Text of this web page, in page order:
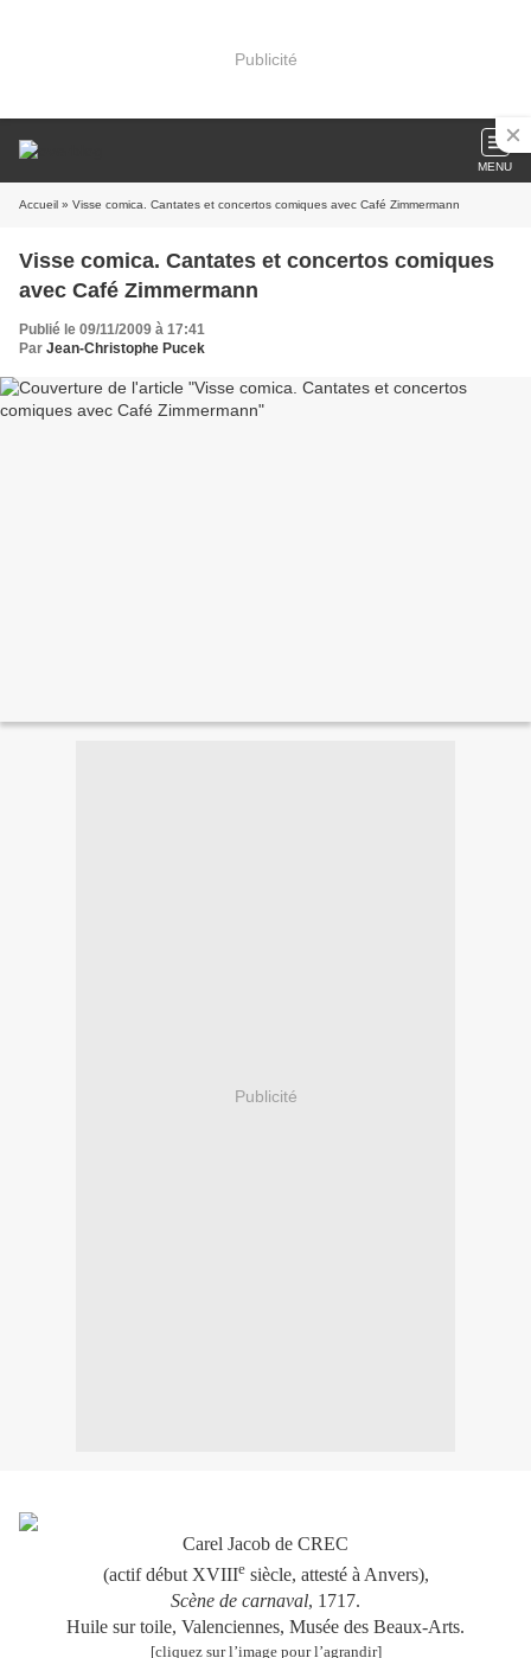
Publicité
MENU
Accueil » Visse comica. Cantates et concertos comiques avec Café Zimmermann
Visse comica. Cantates et concertos comiques
avec Café Zimmermann
Publié le 09/11/2009 à 17:41
Par Jean-Christophe Pucek
Publicité
Carel Jacob de CREC
(actif début XVIIIesiècle, attesté à Anvers),
Scène de carnaval, 1717.
Huile sur toile, Valenciennes, Musée des Beaux-Arts.
[cliquez sur l’image pour l’agrandir]